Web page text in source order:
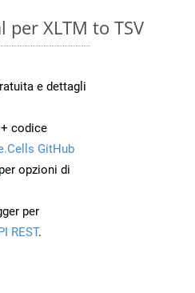
per XLTM to TSV
e dettagli
codice
GitHub
per opzioni di
per
REST.